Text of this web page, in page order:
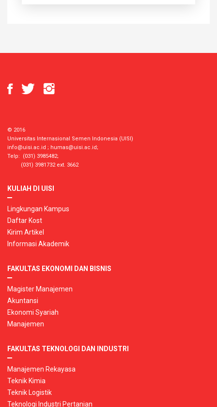
© 2016
Universitas Internasional Semen Indonesia (UISI)
info@uisi.ac.id ; humas@uisi.ac.id;
Telp: (031) 3985482;
(031) 3981732 ext. 3662
KULIAH DI UISI
Lingkungan Kampus
Daftar Kost
Kirim Artikel
Informasi Akademik
FAKULTAS EKONOMI DAN BISNIS
Magister Manajemen
Akuntansi
Ekonomi Syariah
Manajemen
FAKULTAS TEKNOLOGI DAN INDUSTRI
Manajemen Rekayasa
Teknik Kimia
Teknik Logistik
Teknologi Industri Pertanian